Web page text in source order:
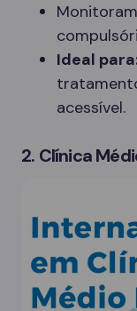
Ideal
acessível.
2. Clínica